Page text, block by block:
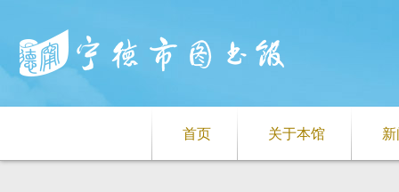
首页 关于本馆